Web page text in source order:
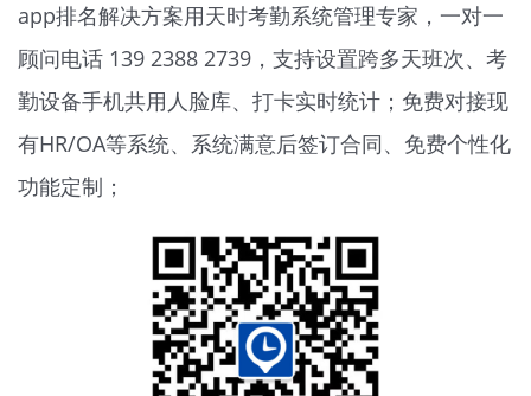
app排名解决方案用天时考勤系统管理专家，一对一
顾问电话 139 2388 2739，支持设置跨多天班次、考
勤设备手机共用人脸库、打卡实时统计；免费对接现
有HR/OA等系统、系统满意后签订合同、免费个性化
功能定制；